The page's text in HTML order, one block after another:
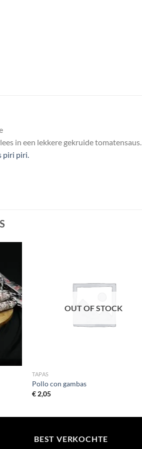
in een lekkere gekruide tomatensaus.
piri piri.
OUT OF STOCK
TAPAS
Pollo con gambas
€ 2,05
BEST VERKOCHTE